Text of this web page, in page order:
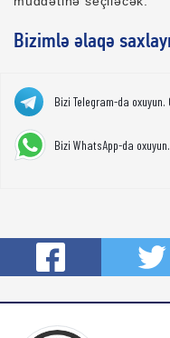
Bizimlə əlaqə
Bizi Telegram-da
Bizi WhatsApp-da